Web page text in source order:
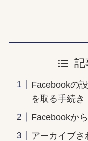
記
Facebookの
を取る手続き
Facebookか
アーカイブさ